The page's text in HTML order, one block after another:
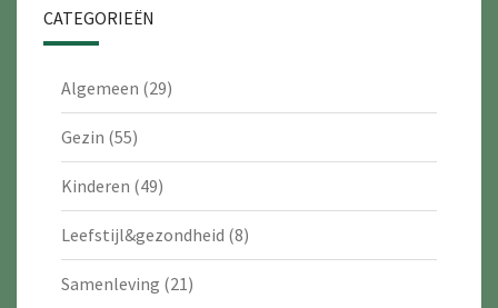
CATEGORIEËN
Algemeen (29)
Gezin (55)
Kinderen (49)
Leefstijl&gezondheid (8)
Samenleving (21)